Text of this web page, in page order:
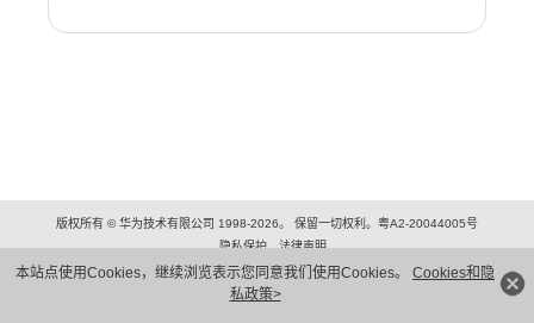
本站点使用Cookies，继续浏览表示您同意我们使用Cookies。 Cookies和隐
私政策>
版权所有 © 华为技术有限公司 1998-2026。 保留一切权利。粤A2-20044005号
隐私保护
法律声明